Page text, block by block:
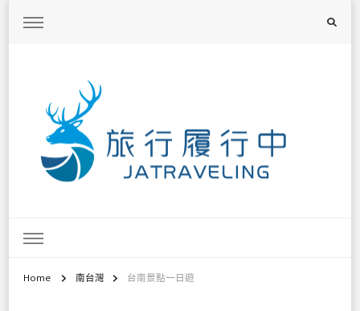
Home 南台灣 台南景點一日遊